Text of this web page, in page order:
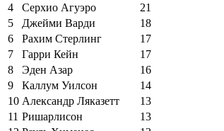
4
Серхио Агуэро
21
5
Джейми Варди
18
6
Рахим Стерлинг
17
7
Гарри Кейн
17
8
Эден Азар
16
9
Каллум Уилсон
14
10 Александр Ляказетт
13
11 Ришарлисон
13